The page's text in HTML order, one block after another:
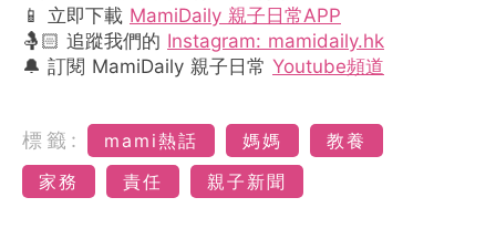
📱 立即下載 MamiDaily 親子日常APP
🤱🏻 追蹤我們的 Instagram: mamidaily.hk
🔔 訂閱 MamiDaily 親子日常 Youtube頻道
標籤: mami熱話 媽媽
教養
家務
責任 親子新聞